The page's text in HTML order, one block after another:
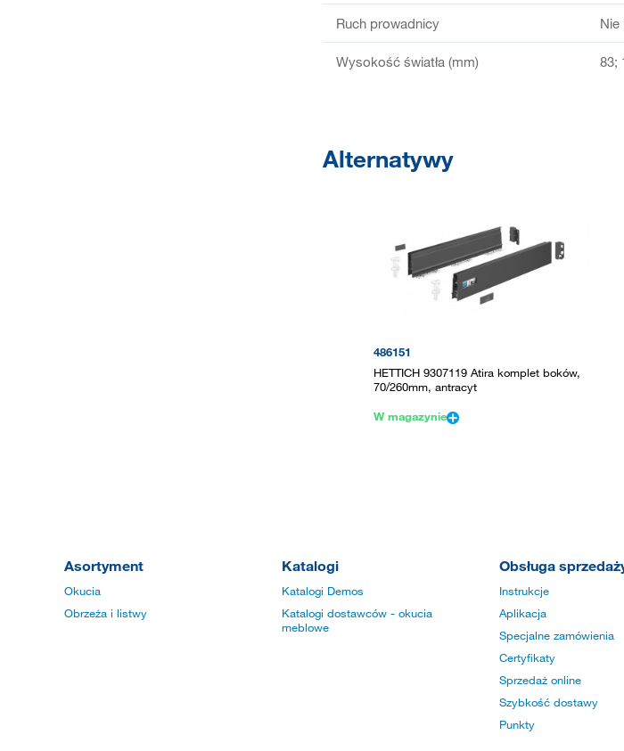
Ruch prowadnicy Nie
Wysokość światła (mm) 83;
Alternatywy
486151
HETTICH 9307119 Atira komplet boków,
70/260mm, antracyt
W magazynie
Asortyment
Okucia
Obrzeża i listwy
Katalogi
Katalogi Demos
Katalogi dostawców - okucia
meblowe
Obsługa
Instrukcje
Aplikacja
Specjalne zamówienia
Certyfikaty
Sprzedaż online
Szybkość dostawy
Punkty